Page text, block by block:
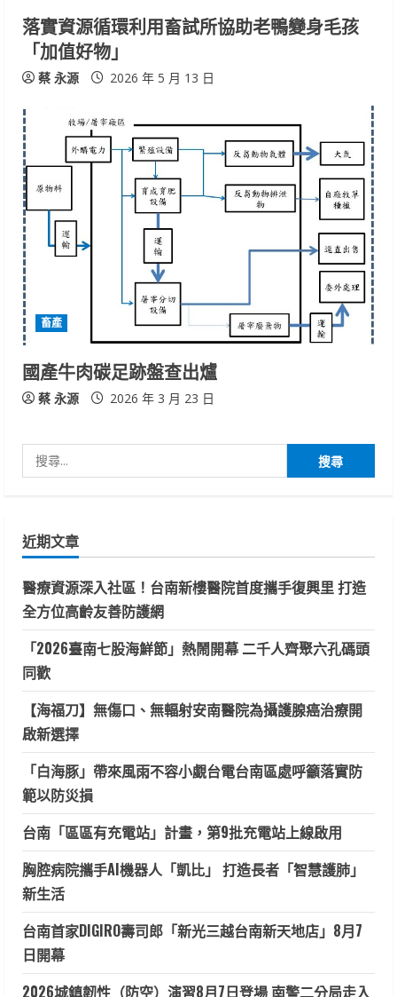
落實資源循環利用畜試所協助老鴨變身毛孩
「加值好物」
蔡 永源 2026 年 5 月 13 日
畜產
國產牛肉碳足跡盤查出爐
蔡 永源 2026 年 3 月 23 日
尋
字:
近期文章
醫療資源深入社區！台南新樓醫院首度攜手復興里 打造
全方位高齡友善防護網
「2026臺南七股海鮮節」熱鬧開幕 二千人齊聚六孔碼頭
同歡
【海福刀】無傷口、無輻射安南醫院為攝護腺癌治療開
啟新選擇
「白海豚」帶來風雨不容小覷台電台南區處呼籲落實防
範以防災損
台南「區區有充電站」計畫，第9批充電站上線啟用
胸腔病院攜手AI機器人「凱比」 打造長者「智慧護肺」
新生活
台南首家DIGIRO壽司郎「新光三越台南新天地店」8月7
日開幕
2026城鎮韌性（防空）演習8月7日登場 南警二分局走入